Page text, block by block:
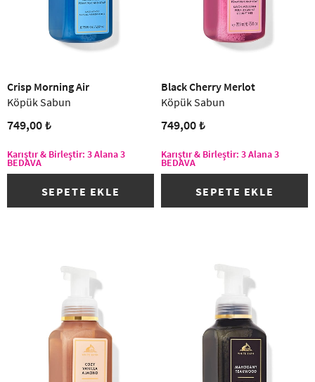
Crisp Morning Air
Köpük Sabun
749,00 ₺
Karıştır & Birleştir: 3 Alana 3
BEDAVA
SEPETE EKLE
Black Cherry Merlot
Köpük Sabun
749,00 ₺
Karıştır & Birleştir: 3 Alana 3
BEDAVA
SEPETE EKLE